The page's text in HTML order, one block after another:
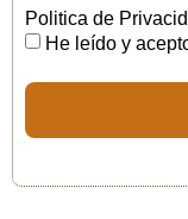
Politica de
He leído y